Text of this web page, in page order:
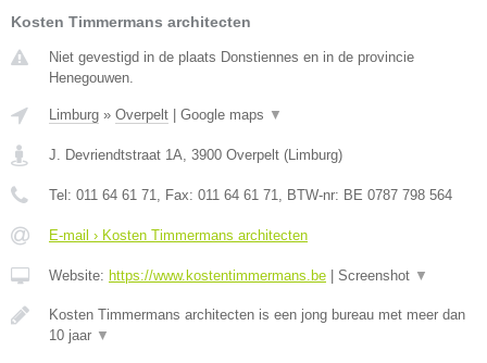
Kosten Timmermans architecten
Niet gevestigd in de plaats Donstiennes en in de provincie
Henegouwen.
Limburg » Overpelt Google maps ▼
J. Devriendtstraat 1A, 3900 Overpelt (Limburg)
Tel: 011 64 61 71, Fax: 011 64 61 71, BTW-nr: BE 0787 798 564
E-mail › Kosten Timmermans architecten
Website: https://www.kostentimmermans.be Screenshot ▼
Kosten Timmermans architecten is een jong bureau met meer dan
10 jaar ▼